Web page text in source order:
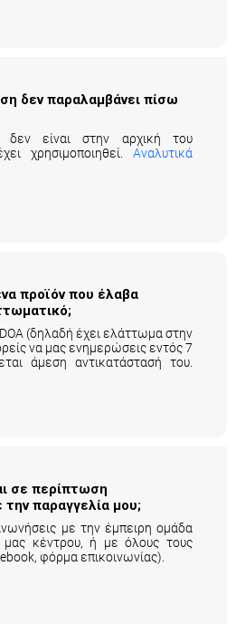
δεν παραλαμβάνει πίσω
είναι στην αρχική του
χρησιμοποιηθεί.
Αναλυτικά
προϊόν που έλαβα
(δηλαδή έχει ελάττωμα στην
να μας ενημερώσεις εντός 7
άμεση αντικατάστασή του.
σε περίπτωση
παραγγελία μου;
με την έμπειρη ομάδα
μας κέντρου, ή με όλους τους
φόρμα επικοινωνίας).